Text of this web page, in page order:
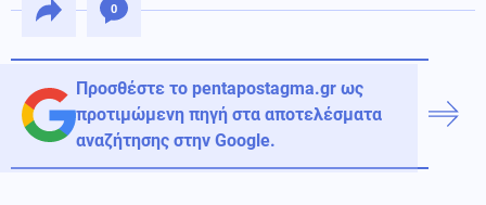
0
Προσθέστε το pentapostagma.gr ως
προτιμώμενη πηγή στα αποτελέσματα
αναζήτησης στην Google.